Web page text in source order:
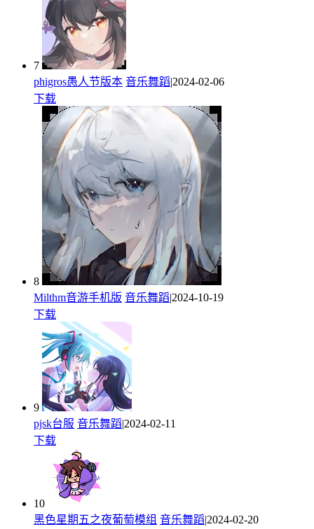
7
phigros愚人节版本 音乐舞蹈|2024-02-06
下载
8
Milthm音游手机版 音乐舞蹈|2024-10-19
下载
9
pjsk台服 音乐舞蹈|2024-02-11
下载
10
黑色星期五之夜葡萄模组 音乐舞蹈|2024-02-20